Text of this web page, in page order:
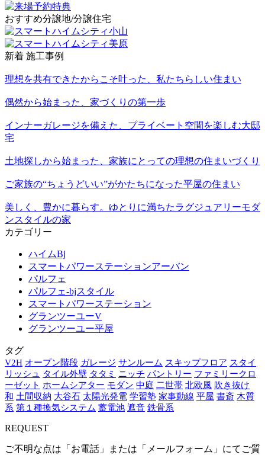
おすすめ分譲地/分譲住宅
新着 施工事例
理想を共有できたからこそ叶った、私たちらしい住まい
偶然から始まった、家づくりの第一歩
インナーガレージを備えた、プライベート空間を楽しむ大邸
宅
土地探しから始まった、家族にとっての理想の住まいづくり
ご家族の“ちょうどいい”がかたちになった平屋の住まい
美しく、豊かに暮らす。ゆとりに満ちたラグジュアリーモダ
ンスタイルの家
カテゴリー
ハイムBj
スマートパワーステーションアーバン
パルフェ
パルフェ-bjスタイル
スマートパワーステーション
グランツーユーV
グランツーユー平屋
タグ
V2H オープン階段 ガレージ サンルーム スキップフロア スタイ
リッシュ
タイル外壁 タタミ ニッチ パントリー ファミリークロ
ーゼット ホームシアター モダン 中庭 二世帯 北欧風 吹き抜け
和 土間収納 大谷石 太陽光発電 学習塾 家事動線 平屋 書斎 木質
系 第１種換気システム 蓄電池 遮音 鉄骨系
REQUEST
ご不明な点は「お電話」または「メールフォーム」 にてご質